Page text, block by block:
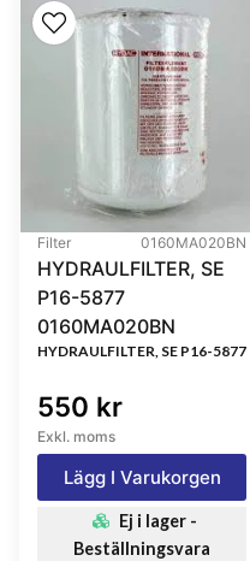
Bypass Valve Setting LR
Media Type
Collapse Burst
Type
Style
Primary Application
Referensfilter:
PF2205, X16, X51,
72080483, 720976901,
OC39010, 2039, 92460,
3734468B, 451103101,
9457283080, P3101,
1835109, 73326619,
Filter 0160MA020BN
HYDRAULFILTER, SE
P16-5877
0160MA020BN
HYDRAULFILTER, SE P16-5877
550 kr
Exkl. moms
Lägg I Varukorgen
Ej i lager -
Beställningsvara